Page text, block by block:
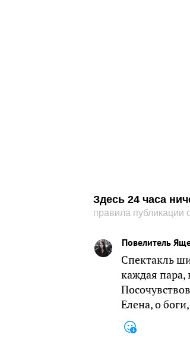
Здесь 24 часа
правила публикации
Повелитель
Спектакль
каждая пара,
Елена, о